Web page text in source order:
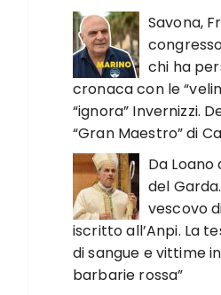
Savona,
chi ha
cronaca con le
“ignora” Invernizzi.
“Gran Maestro” di
Da Loano
del
vescovo
iscritto all’Anpi. La
di sangue e vittime
barbarie rossa”